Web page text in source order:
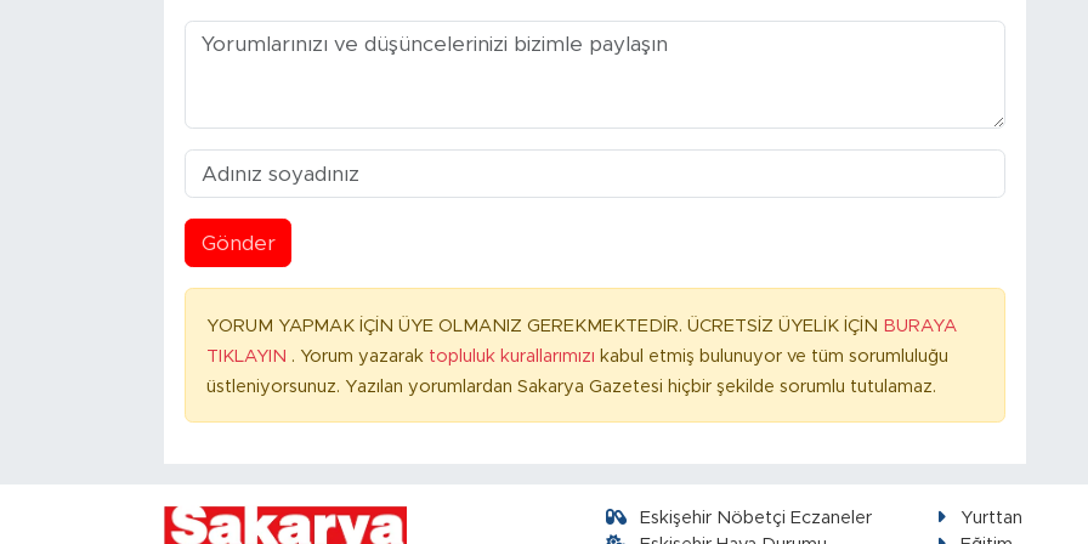
Gönder
YORUM YAPMAK İÇİN ÜYE OLMANIZ GEREKMEKTEDİR. ÜCRETSİZ ÜYELİK İÇİN BURAYA
TIKLAYIN . Yorum yazarak topluluk kurallarımızı kabul etmiş bulunuyor ve tüm sorumluluğu
üstleniyorsunuz. Yazılan yorumlardan Sakarya Gazetesi hiçbir şekilde sorumlu tutulamaz.
Eskişehir Nöbetçi Eczaneler
Yurttan